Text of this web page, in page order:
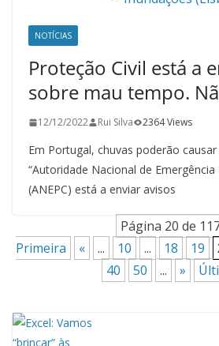
NOTÍCIAS
Proteção Civil está a
sobre mau tempo.
12/12/2022 Rui Silva 2364 Views
Em Portugal, chuvas poderão
“Autoridade Nacional de Emergência
(ANEPC) está a enviar avisos
Página 20 de
Primeira
« ... 10 ... 18 19
40
50 ... »